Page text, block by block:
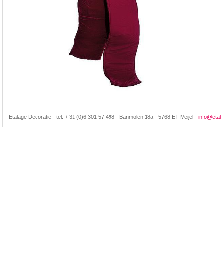
Etalage Decoratie - tel. + 31 (0)6 301 57 498 - Banmolen 18a - 5768 ET Meijel -